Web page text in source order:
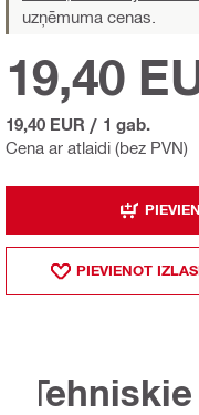
uzņēmuma cenas.
Cena ar atlaidi (bez PVN)
19,40
19,40 EUR / 1 gab.
PIEVIENOT